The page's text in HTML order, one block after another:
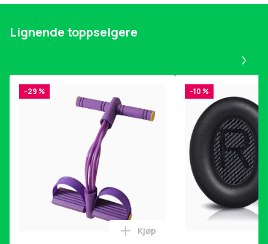
Lignende toppselgere
-29 %
Legg Magetrener, 6-rørs
Kjøp
-10 %